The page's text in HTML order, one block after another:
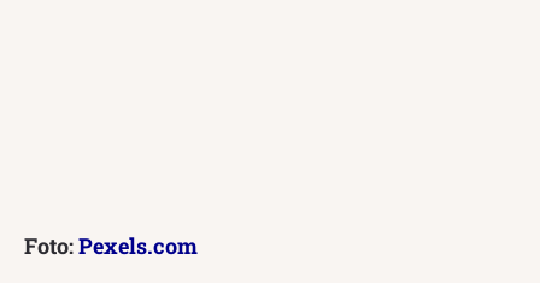
Foto:Pexels.com